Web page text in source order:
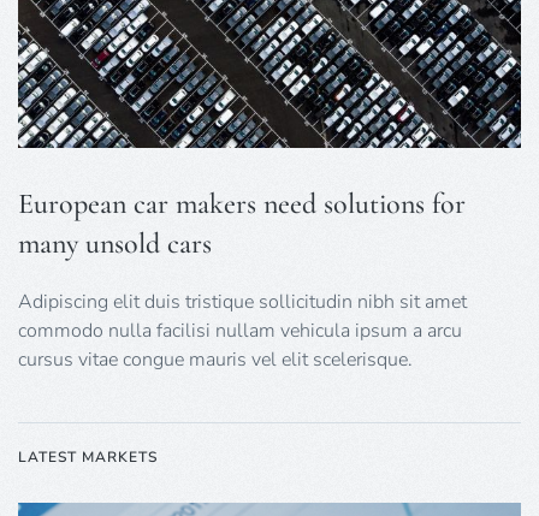
European car makers need solutions for
many unsold cars
Adipiscing elit duis tristique sollicitudin nibh sit amet
commodo nulla facilisi nullam vehicula ipsum a arcu
cursus vitae congue mauris vel elit scelerisque.
LATEST MARKETS